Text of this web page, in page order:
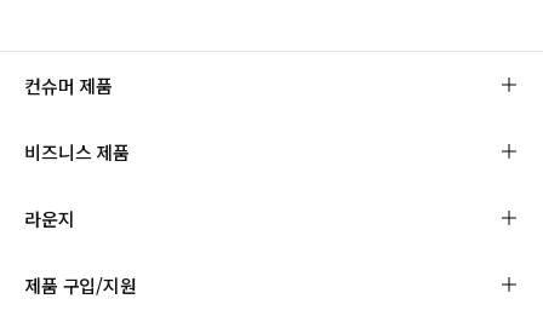
컨슈머 제품
비즈니스 제품
라운지
제품 구입/지원